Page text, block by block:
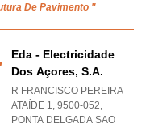
De Pavimento "
Eda - Electricidade
Dos Açores, S.a.
R FRANCISCO PEREIRA
ATAÍDE 1, 9500-052,
PONTA DELGADA SAO